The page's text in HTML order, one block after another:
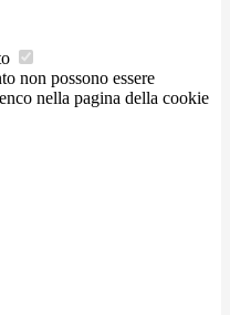
non possono essere
nella pagina della cookie